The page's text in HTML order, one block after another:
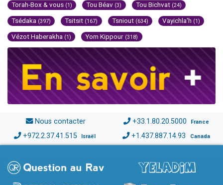
Torah-Box & vous (1) Tou Béav (3) Tou Bichvat (24)
Tsédaka (397) Tsitsit (167) Tsniout (634) Vayichla'h (1)
Vézot Haberakha (1) Yom Kippour (318)
Nous contacter +33.1.80.20.5000 France
+972.2.37.41.515 Israël +1.437.887.14.93 Canada